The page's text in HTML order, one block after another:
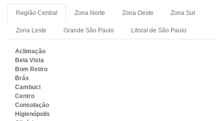
Região Central Zona Norte Zona Oeste Zona Sul
Zona Leste Grande São Paulo Litoral de São Paulo
Aclimação
Bela Vista
Bom Retiro
Brás
Cambuci
Centro
Consolação
Higienópolis